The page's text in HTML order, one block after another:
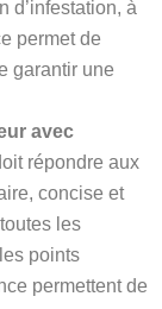
d’infestation, à
permet de
garantir une
avec
répondre aux
concise et
les
points
permettent de